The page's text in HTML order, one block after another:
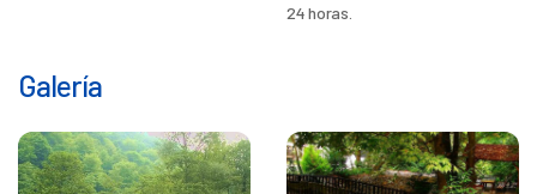
24 horas.
Galería